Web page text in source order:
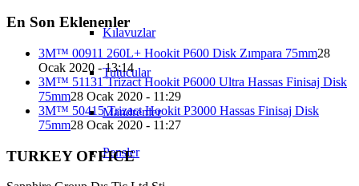
Kılavuzlar
Tutucular
Mandrenler
Pensler
En Son Eklenenler
3M™ 00911 260L+ Hookit P600 Disk Zımpara 75mm28
Ocak 2020 - 13:14
3M™ 51131 Trizact Hookit P6000 Ultra Hassas Finisaj Disk
75mm28 Ocak 2020 - 11:29
3M™ 50415 Trizact Hookit P3000 Hassas Finisaj Disk
75mm28 Ocak 2020 - 11:27
TURKEY OFFICE